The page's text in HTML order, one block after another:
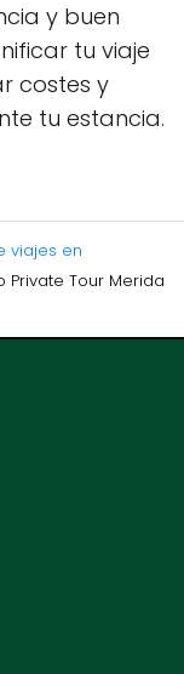
y buen
tu viaje
costes y
tu estancia.
viajes en
Private Tour Merida